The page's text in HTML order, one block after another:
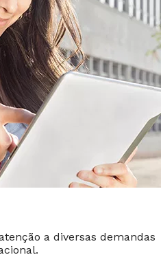
a diversas demandas